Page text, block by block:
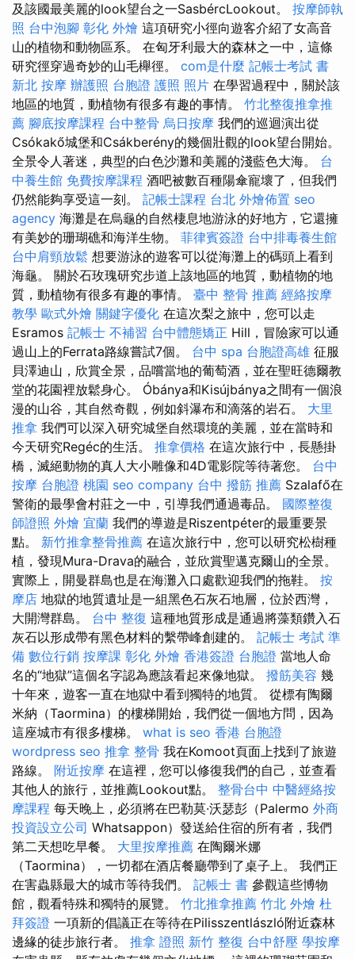
及該國最美麗的look望台之一SasbércLookout。 按摩師執
照 台中泡腳 彰化 外燴 這項研究小徑向遊客介紹了女高音
山的植物和動物區系。 在匈牙利最大的森林之一中，這條
研究徑穿過奇妙的山毛櫸徑。 com是什麼 記帳士考試 書
新北 按摩 辦護照 台胞證 護照 照片 在學習過程中，關於該
地區的地質，動植物有很多有趣的事情。 竹北整復推拿推
薦 腳底按摩課程 台中整骨 烏日按摩 我們的巡迴演出從
Csókakő城堡和Csákberény的幾個壯觀的look望台開始。
全景令人著迷，典型的白色沙灘和美麗的淺藍色大海。 台
中養生館 免費按摩課程 酒吧被數百種陽傘寵壞了，但我們
仍然能夠享受這一刻。 記帳士課程 台北 外燴佈置 seo
agency 海灘是在烏龜的自然棲息地游泳的好地方，它還擁
有美妙的珊瑚礁和海洋生物。 菲律賓簽證 台中排毒養生館
台中肩頸放鬆 想要游泳的遊客可以從海灘上的碼頭上看到
海龜。 關於石玫瑰研究步道上該地區的地質，動植物的地
質，動植物有很多有趣的事情。 臺中 整骨 推薦 經絡按摩
教學 歐式外燴 關鍵字優化 在這次梨之旅中，您可以走
Esramos 記帳士 不補習 台中體態矯正 Hill，冒險家可以通
過山上的Ferrata路線嘗試7個。 台中 spa 台胞證高雄 征服
貝澤迪山，欣賞全景，品嚐當地的葡萄酒，並在聖旺德爾教
堂的花園裡放鬆身心。 Óbánya和Kisújbánya之間有一個浪
漫的山谷，其自然奇觀，例如斜瀑布和滴落的岩石。 大里
推拿 我們可以深入研究城堡自然環境的美麗，並在當時和
今天研究Regéc的生活。 推拿價格 在這次旅行中，長懸掛
橋，滅絕動物的真人大小雕像和4D電影院等待著您。 台中
按摩 台胞證 桃園 seo company 台中 撥筋 推薦 Szalafő在
警衛的最學會村莊之一中，引導我們通過毒品。 國際整復
師證照 外燴 宜蘭 我們的導遊是Riszentpéter的最重要景
點。 新竹推拿整骨推薦 在這次旅行中，您可以研究松樹種
植，發現Mura-Drava的融合，並欣賞聖邁克爾山的全景。
實際上，開曼群島也是在海灘入口處歡迎我們的拖鞋。 按
摩店 地獄的地質遺址是一組黑色石灰石地層，位於西灣，
大開灣群島。 台中 整復 這種地質形成是通過將藻類鑽入石
灰石以形成帶有黑色材料的繫帶峰創建的。 記帳士 考試 準
備 數位行銷 按摩課 彰化 外燴 香港簽證 台胞證 當地人命
名的“地獄”這個名字認為應該看起來像地獄。 撥筋美容 幾
十年來，遊客一直在地獄中看到獨特的地質。 從標有陶爾
米納（Taormina）的樓梯開始，我們從一個地方問，因為
這座城市有很多樓梯。 what is seo 香港 台胞證
wordpress seo 推拿 整骨 我在Komoot頁面上找到了旅遊
路線。 附近按摩 在這裡，您可以修復我們的自己，並查看
其他人的旅行，並推薦Lookout點。 整骨台中 中醫經絡按
摩課程 每天晚上，必須將在巴勒莫·沃瑟彭（Palermo 外商
投資設立公司 Whatsappon）發送給住宿的所有者，我們
第二天想吃早餐。 大里按摩推薦 在陶爾米娜
（Taormina），一切都在酒店餐廳帶到了桌子上。 我們正
在害蟲縣最大的城市等待我們。 記帳士 書 參觀這些博物
館，觀看特殊和獨特的展覽。 竹北推拿推薦 竹北 外燴 杜
拜簽證 一項新的倡議正在等待在Pilisszentlászló附近森林
邊緣的徒步旅行者。 推拿 證照 新竹 整復 台中舒壓 學按摩